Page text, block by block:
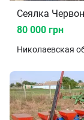
Сеялка
80 000 грн
Николаевская